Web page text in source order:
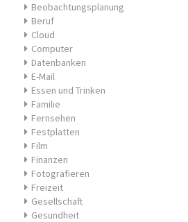
Beobachtungsplanung
Beruf
Cloud
Computer
Datenbanken
E-Mail
Essen und Trinken
Familie
Fernsehen
Festplatten
Film
Finanzen
Fotografieren
Freizeit
Gesellschaft
Gesundheit